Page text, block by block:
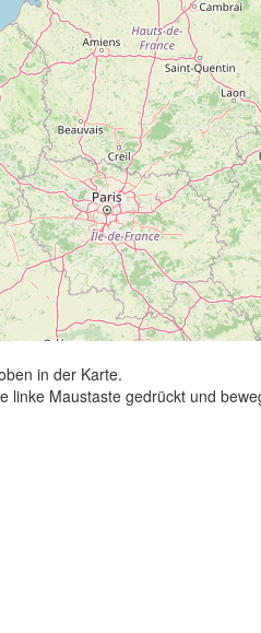
in der Karte.
linke Maustaste gedrückt und